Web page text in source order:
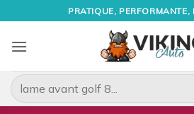
au
contenu
PRATIQUE, PERFORMANTE,
Recherche
pour :